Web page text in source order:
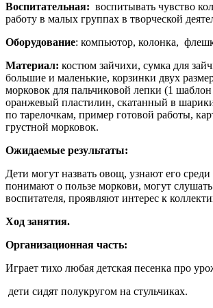
Воспитательная: воспитывать чувство
работу в малых группах в творческой
Оборудование: компьютор, колонка,
Материал: костюм зайчихи, сумка для
большие и маленькие, корзинки двух
морковок для пальчиковой лепки (1 шаблон
оранжевый пластилин, скатанный в
по тарелочкам, пример готовой работы,
грустной морковок.
Ожидаемые результаты:
Дети могут назвать овощ, узнают его
понимают о пользе моркови, могут
воспитателя, проявляют интерес к
Ход занятия.
Организационная часть:
Играет тихо любая детская песенка про
дети сидят полукругом на стульчиках.